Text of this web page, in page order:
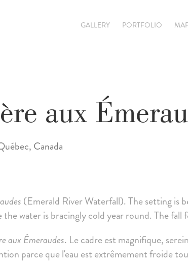
GALLERY PORTFOLIO
aux
Canada
(Emerald River Waterfall). The setting is
water is bracingly cold year round. The fall
aux Émeraudes. Le cadre est magnifique,
parce que l'eau est extrêmement froide